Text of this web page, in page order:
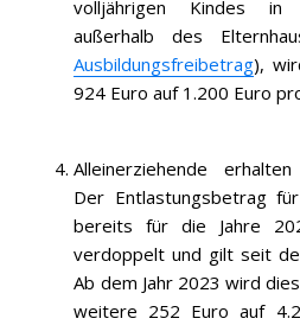
volljährigen Kindes in
außerhalb des
Ausbildungsfreibetrag),
924 Euro auf 1.200 Euro
Alleinerziehende
Der Entlastungsbetrag
bereits für die Jahre
verdoppelt und gilt seit
Ab dem Jahr 2023 wird
weitere 252 Euro auf